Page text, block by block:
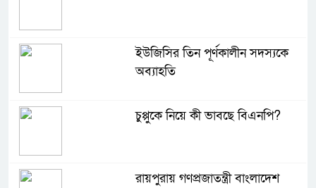
ইউজিসির তিন পূর্ণকালীন সদস্যকে
অব্যাহতি
চুপ্পুকে নিয়ে কী ভাবছে বিএনপি?
রায়পুরায় গণপ্রজাতন্ত্রী বাংলাদেশ